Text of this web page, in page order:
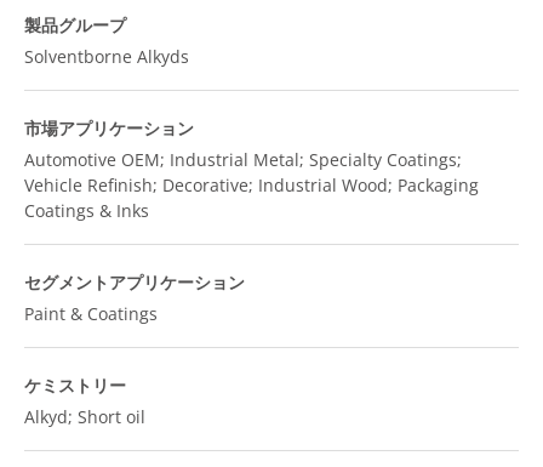
製品グループ
Solventborne Alkyds
市場アプリケーション
Automotive OEM; Industrial Metal; Specialty Coatings;
Vehicle Refinish; Decorative; Industrial Wood; Packaging
Coatings & Inks
セグメントアプリケーション
Paint & Coatings
ケミストリー
Alkyd; Short oil